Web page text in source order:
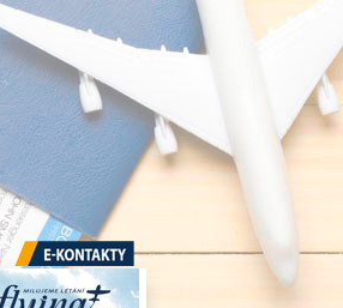
E-kontakty